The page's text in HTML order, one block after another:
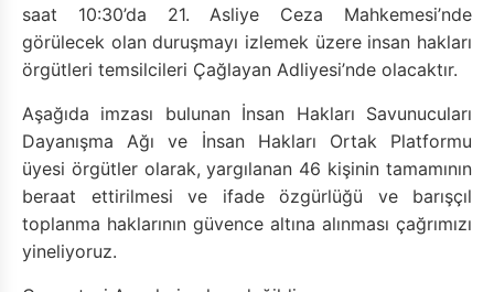
saat 10:30’da 21. Asliye Ceza Mahkemesi’nde
görülecek olan duruşmayı izlemek üzere insan hakları
örgütleri temsilcileri Çağlayan Adliyesi’nde olacaktır.
Aşağıda imzası bulunan İnsan Hakları Savunucuları
Dayanışma Ağı ve İnsan Hakları Ortak Platformu
üyesi örgütler olarak, yargılanan 46 kişinin tamamının
beraat ettirilmesi ve ifade özgürlüğü ve barışçıl
toplanma haklarının güvence altına alınması çağrımızı
yineliyoruz.